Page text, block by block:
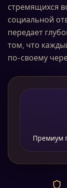
стремящихся
социальной
передает
том, что
по-своему
Премиум